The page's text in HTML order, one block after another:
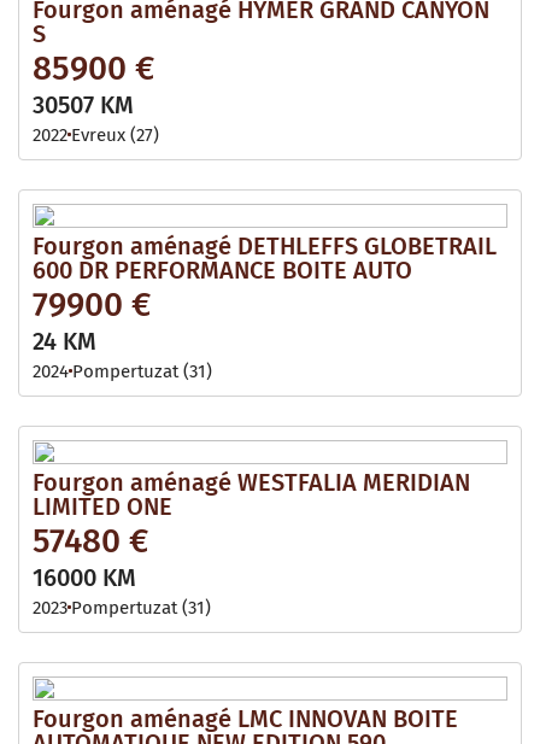
Fourgon aménagé HYMER GRAND CANYON
S
85900 €
30507 KM
2022 Evreux (27)
Fourgon aménagé DETHLEFFS GLOBETRAIL
600 DR PERFORMANCE BOITE AUTO
79900 €
24 KM
2024 Pompertuzat (31)
Fourgon aménagé WESTFALIA MERIDIAN
LIMITED ONE
57480 €
16000 KM
2023 Pompertuzat (31)
Fourgon aménagé LMC INNOVAN BOITE